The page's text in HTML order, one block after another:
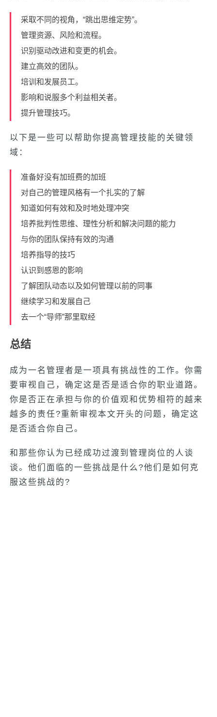
采取不同的视角，“跳出思维定势”。
管理资源、风险和流程。
识别驱动改进和变更的机会。
建立高效的团队。
培训和发展员工。
影响和说服多个利益相关者。
提升管理技巧。
以下是一些可以帮助你提高管理技能的关键领
域：
准备好没有加班费的加班
对自己的管理风格有一个扎实的了解
知道如何有效和及时地处理冲突
培养批判性思维、理性分析和解决问题的能力
与你的团队保持有效的沟通
培养指导的技巧
认识到感恩的影响
了解团队动态以及如何管理以前的同事
继续学习和发展自己
去一个“导师”那里取经
总结
成为一名管理者是一项具有挑战性的工作。你需
要审视自己，确定这是否是适合你的职业道路。
你是否正在承担与你的价值观和优势相符的越来
越多的责任?重新审视本文开头的问题，确定这
是否适合你自己。
和那些你认为已经成功过渡到管理岗位的人谈
谈。他们面临的一些挑战是什么?他们是如何克
服这些挑战的?